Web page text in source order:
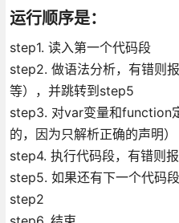
运行顺序是：
step1. 读入第一个代码段
step2. 做语法分析，有错则
等），并跳转到step5
step3. 对var变量和function
的，因为只解析正确的声明）
step4. 执行代码段，有错则
step5. 如果还有下一个代码
step2